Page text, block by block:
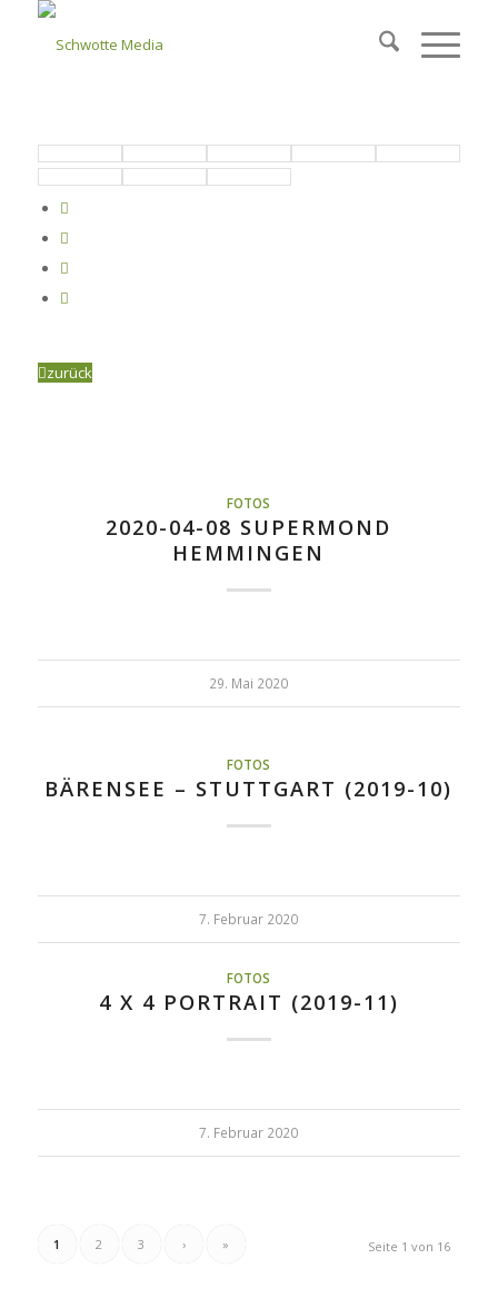
zurück
FOTOS
2020-04-08 SUPERMOND
HEMMINGEN
29. Mai 2020
FOTOS
BÄRENSEE – STUTTGART (2019-10)
7. Februar 2020
FOTOS
4 X 4 PORTRAIT (2019-11)
7. Februar 2020
Seite 1 von 16
1 2 3 › »